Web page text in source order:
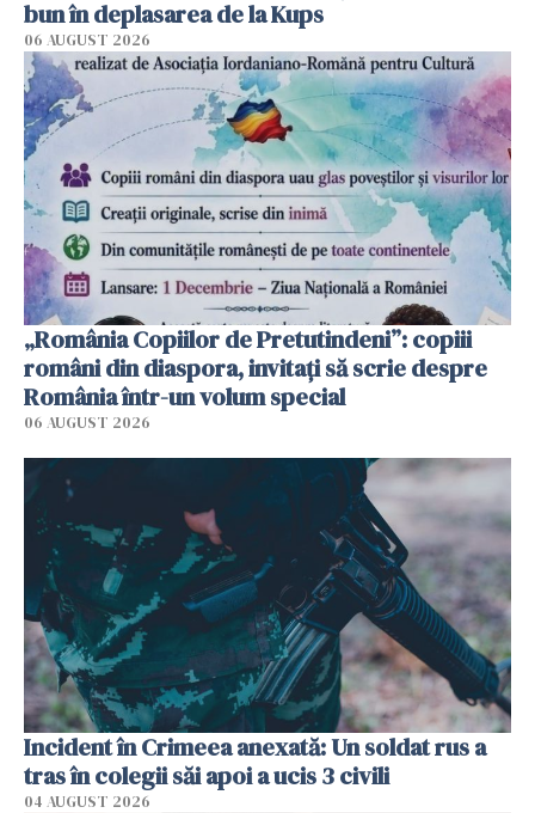
bun în deplasarea de la Kups
06 AUGUST 2026
„România Copiilor de Pretutindeni”: copiii
români din diaspora, invitați să scrie despre
România într-un volum special
06 AUGUST 2026
Incident în Crimeea anexată: Un soldat rus a
tras în colegii săi apoi a ucis 3 civili
04 AUGUST 2026